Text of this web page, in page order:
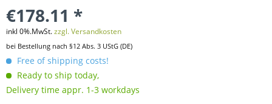
€178.11 *
inkl 0%.MwSt.zzgl. Versandkosten
bei Bestellung nach §12 Abs. 3 UStG (DE)
Free of shipping costs!
Ready to ship today,
Delivery time appr. 1-3 workdays